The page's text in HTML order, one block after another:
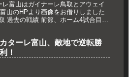
富山はガイナーレ鳥取とアウェイ
山のHPより画像をお借りしました
過去の戦績 前節、ホーム4試合目で
カターレ富山、敵地で逆転勝
利！